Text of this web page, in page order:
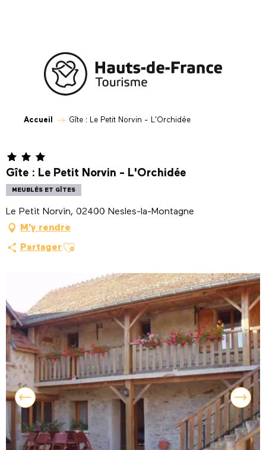
Accueil Gîte : Le Petit Norvin - L'Orchidée
Gîte : Le Petit Norvin - L'Orchidée
MEUBLÉS ET GÎTES
Le Petit Norvin, 02400 Nesles-la-Montagne
M'y rendre
Partager Ajouter aux favoris